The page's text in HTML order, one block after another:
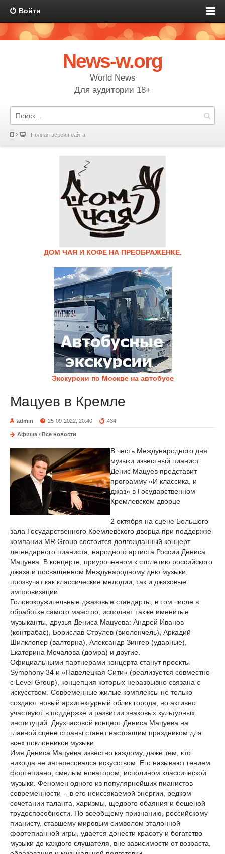
Войти
News-w.org
World News
Для аудитории 18+
Полная версия сайта
ДОМ ЧАЯ И КОФЕ НА ПРЕОБРАЖЕНКЕ.
Экскурсии по Москве на автобусе
Мацуев в Кремле
admin 25-09-2022, 20:40 434
Афиша / Все новости
В честь Международного дня
музыки известный пианист
Денис Мацуев представит
программу «И классика, и
джаз» в Государственном
Кремлевском дворце
2 октября на сцене Большого
зала Государственного Кремлевского дворца при поддержке
компании MR Group состоится долгожданный концерт
легендарного пианиста, народного артиста России Дениса
Мацуева. В концерте, приуроченном к столетию российского
джаза и посвященном Международному дню музыки,
прозвучат как классические мелодии, так и джазовые
импровизации.
Головокружительные джазовые стандарты, в том числе в
обработке самого маэстро, исполнят также именитые
музыканты, друзья Дениса Мацуева: Андрей Иванов
(контрабас), Борислав Струлев (виолончель), Аркадий
Шилклопер (валторна), Александр Зингер (ударные),
Екатерина Мочалова (домра) и другие.
Официальными партнерами концерта станут проекты
Symphony 34 и «Павелецкая Сити» (реализуется совместно
с Level Group), концепция которых неразрывно связана с
искусством. Современные жилые комплексы не только
создают новый архитектурный облик города, но активно
участвуют в поддержке и развитии знаковых культурных
институций. Двухчасовой концерт Дениса Мацуева на
главной сцене страны станет настоящим праздником для
всех поклонников музыки.
Имя Дениса Мацуева известно каждому, даже тем, кто
никогда не интересовался искусством. Его называют гением
фортепиано, смелым новатором, исполином классической
музыки. Феномен одного из популярнейших пианистов
современности -- в его неиссякаемой энергии, редком
сочетании таланта, харизмы, щедрого обаяния и бешеной
трудоспособности. По всеобщему признанию, российскому
пианисту, ставшему мировым символом эталонной
фортепианной игры, удается донести красоту и богатство
музыки до каждого слушателя, вне зависимости от возраста,